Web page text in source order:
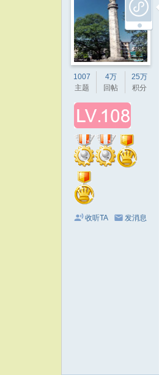
1007
主题
4万
回帖
25万
积分
收听TA 发消息